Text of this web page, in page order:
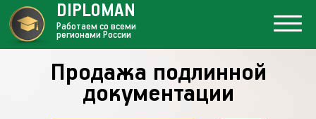
Продажа подлинной
документации
DIPLOMAN
Работаем со всеми
регионами России